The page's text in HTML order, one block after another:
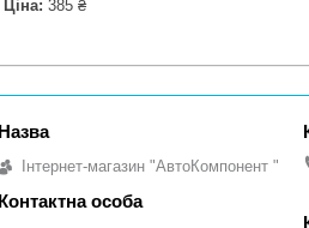
Ціна: 385 ₴
Інтернет-магазин "АвтоКомпонент "